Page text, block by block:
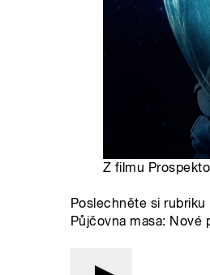
Z filmu
Poslechněte si rubriku
Půjčovna masa: Nové